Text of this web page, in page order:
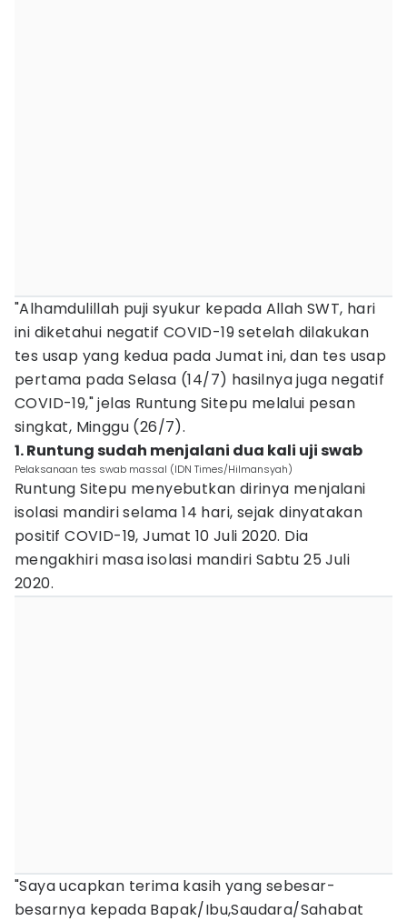
"Alhamdulillah puji syukur kepada Allah SWT, hari
ini diketahui negatif COVID-19 setelah dilakukan
tes usap yang kedua pada Jumat ini, dan tes usap
pertama pada Selasa (14/7) hasilnya juga negatif
COVID-19," jelas Runtung Sitepu melalui pesan
singkat, Minggu (26/7).
1. Runtung sudah menjalani dua kali uji swab
Pelaksanaan tes swab massal (IDN Times/Hilmansyah)
Runtung Sitepu menyebutkan dirinya menjalani
isolasi mandiri selama 14 hari, sejak dinyatakan
positif COVID-19, Jumat 10 Juli 2020. Dia
mengakhiri masa isolasi mandiri Sabtu 25 Juli
2020.
"Saya ucapkan terima kasih yang sebesar-
besarnya kepada Bapak/Ibu,Saudara/Sahabat